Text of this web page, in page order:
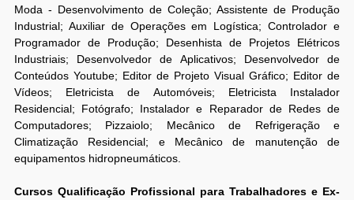
Moda - Desenvolvimento de Coleção; Assistente de Produção
Industrial; Auxiliar de Operações em Logística; Controlador e
Programador de Produção; Desenhista de Projetos Elétricos
Industriais; Desenvolvedor de Aplicativos; Desenvolvedor de
Conteúdos Youtube; Editor de Projeto Visual Gráfico; Editor de
Vídeos; Eletricista de Automóveis; Eletricista Instalador
Residencial; Fotógrafo; Instalador e Reparador de Redes de
Computadores; Pizzaiolo; Mecânico de Refrigeração e
Climatização Residencial; e Mecânico de manutenção de
equipamentos hidropneumáticos.
Cursos Qualificação Profissional para Trabalhadores e Ex-